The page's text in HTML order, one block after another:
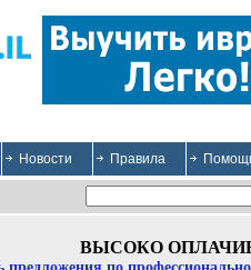
Новости Правила
ВЫСОКО